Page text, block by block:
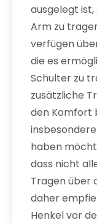
ausgelegt
Arm zu
verfügen
die es
Schulter zu
zusätzliche
den Komfort
haben
dass nicht
Tragen über
daher
Henkel vor